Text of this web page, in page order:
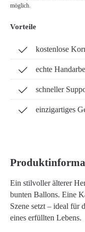
möglich.
Vorteile
kostenlose
echte
schneller
einzigartiges
Ein stilvoller älterer
bunten Ballons. Eine
Szene setzt – ideal für
eines erfüllten Lebens.